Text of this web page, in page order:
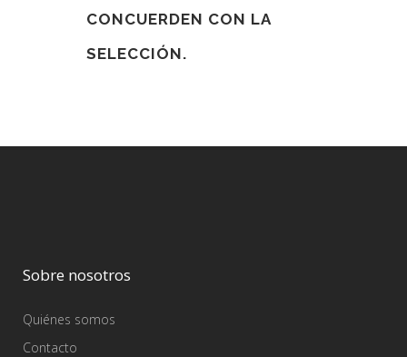
CONCUERDEN CON LA
SELECCIÓN.
Sobre nosotros
Quiénes somos
Contacto